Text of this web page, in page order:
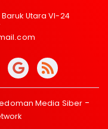
Utara VI-24
Media Siber